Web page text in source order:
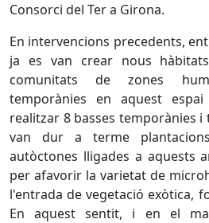
Consorci del Ter a Girona.
En intervencions precedents,
ja es van crear nous
comunitats de zones
temporànies en aquest
realitzar 8 basses temporànies
van dur a terme
autòctones lligades a aquests
per afavorir la varietat de
l'entrada de vegetació exòtica,
En aquest sentit, i en el